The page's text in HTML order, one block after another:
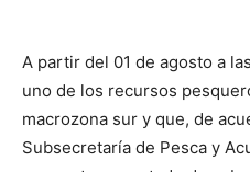
A partir del 01 de agosto a
uno de los recursos
macrozona sur y que, de
Subsecretaría de Pesca y